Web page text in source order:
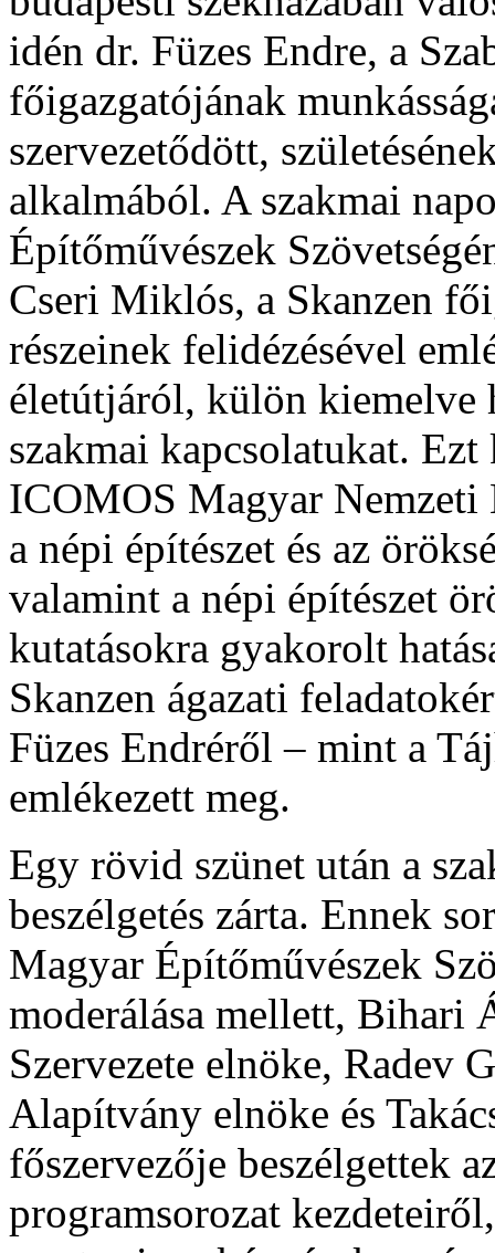
idén dr. Füzes Endre, a
főigazgatójának
szervezetődött,
alkalmából. A szakmai
Építőművészek
Cseri Miklós, a Skanzen
részeinek felidézésével
életútjáról, külön kiemelve
szakmai kapcsolatukat.
ICOMOS Magyar Nemzeti
a népi építészet és az
valamint a népi építészet
kutatásokra gyakorolt
Skanzen ágazati
Füzes Endréről – mint a
emlékezett meg.
Egy rövid szünet után a
beszélgetés zárta. Ennek
Magyar Építőművészek
moderálása mellett, Bihari
Szervezete elnöke, Radev
Alapítvány elnöke és
főszervezője beszélgettek
programsorozat